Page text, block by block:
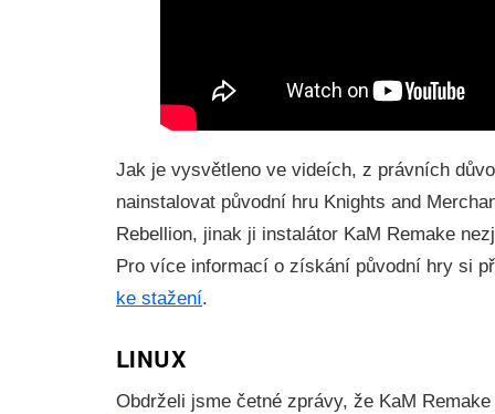
Jak je vysvětleno ve videích, z právních
nainstalovat původní hru Knights and
Rebellion, jinak ji instalátor KaM Remake
Pro více informací o získání původní hry si
ke stažení.
LINUX
Obdrželi jsme četné zprávy, že KaM